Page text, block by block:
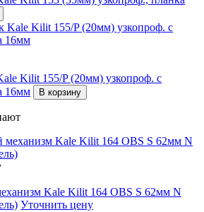
Kilit 155/P (20мм) узкопроф. с
16мм
В корзину
Kale Kilit 164 OBS S 62мм N
Уточнить цену